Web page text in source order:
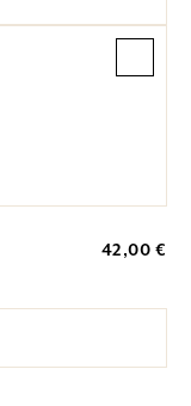
42,00 €